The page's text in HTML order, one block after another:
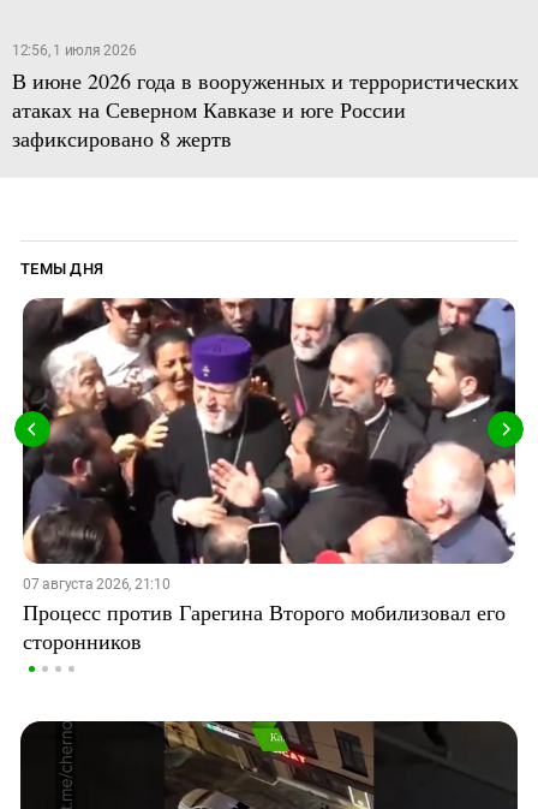
12:56, 1 июля 2026
В июне 2026 года в вооруженных и террористических
атаках на Северном Кавказе и юге России
зафиксировано 8 жертв
ТЕМЫ ДНЯ
07 августа 2026, 21:10
Процесс против Гарегина Второго мобилизовал его
сторонников